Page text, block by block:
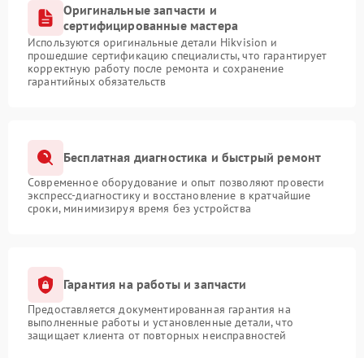
Оригинальные запчасти и
сертифицированные мастера
Используются оригинальные детали Hikvision и
прошедшие сертификацию специалисты, что гарантирует
корректную работу после ремонта и сохранение
гарантийных обязательств
Бесплатная диагностика и быстрый ремонт
Современное оборудование и опыт позволяют провести
экспресс-диагностику и восстановление в кратчайшие
сроки, минимизируя время без устройства
Гарантия на работы и запчасти
Предоставляется документированная гарантия на
выполненные работы и установленные детали, что
защищает клиента от повторных неисправностей